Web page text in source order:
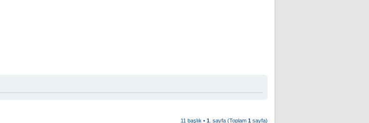
11 başlık • 1 . sayfa (Toplam 1 sayfa)